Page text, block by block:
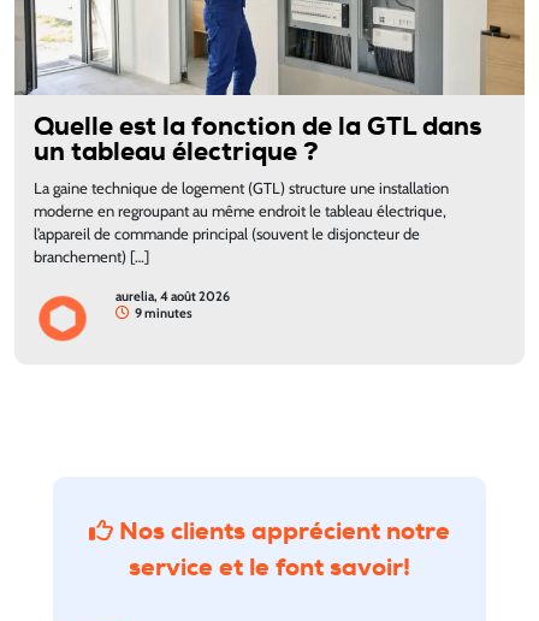
Quelle est la fonction de la GTL dans
un tableau électrique ?
La gaine technique de logement (GTL) structure une installation
moderne en regroupant au même endroit le tableau électrique,
l’appareil de commande principal (souvent le disjoncteur de
branchement) […]
aurelia, 4 août 2026
9 minutes
Nos clients apprécient notre
service et le font savoir!